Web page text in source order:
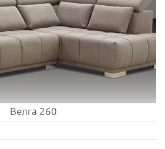
Велга 260